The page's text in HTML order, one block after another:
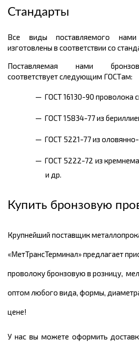
Стандарты
Все виды поставляемого нами
изготовлены в соответствии со
Поставляемая нами
соответствует следующим ГОСТам:
ГОСТ 16130-90 проволока
ГОСТ 15834-77 из
ГОСТ 5221-77 из
ГОСТ 5222-72 из
и др.
Купить бронзовую
Крупнейший поставщик
«МетТрансТерминал» предлагает
проволоку бронзовую в розницу,
оптом любого вида, формы,
цене!
У нас вы можете оформить